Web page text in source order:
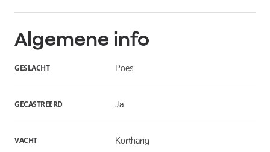
Algemene info
GESLACHT Poes
GECASTREERD Ja
VACHT Kortharig